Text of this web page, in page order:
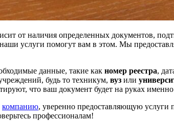
от наличия определенных документов,
услуги помогут вам в этом. Мы
данные, такие как номер реестра,
будь то техникум, вуз или
что ваш документ будет на руках
компанию, уверенно предоставляющую услуги
профессионалам!